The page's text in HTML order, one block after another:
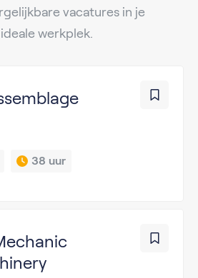
vacatures in je
werkplek.
38 uur